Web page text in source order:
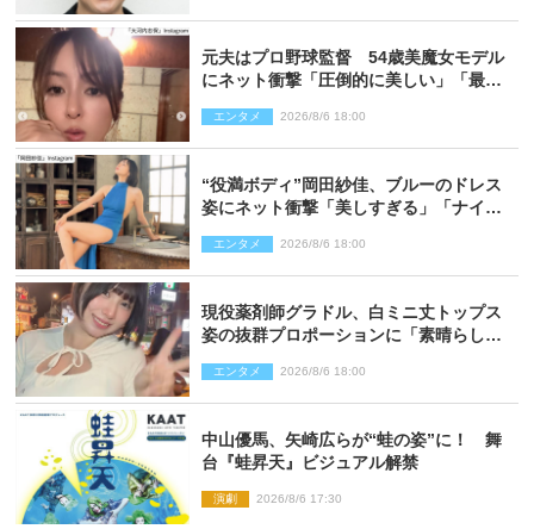
元夫はプロ野球監督 54歳美魔女モデル
にネット衝撃「圧倒的に美しい」「最強
エンタメ 2026/8/6 18:00
“役満ボディ”岡田紗佳、ブルーのドレス
姿にネット衝撃「美しすぎる」「ナイ
エンタメ 2026/8/6 18:00
現役薬剤師グラドル、白ミニ丈トップス
姿の抜群プロポーションに「素晴らしす
エンタメ 2026/8/6 18:00
中山優馬、矢崎広らが“蛙の姿”に！ 舞
台『蛙昇天』ビジュアル解禁
演劇 2026/8/6 17:30